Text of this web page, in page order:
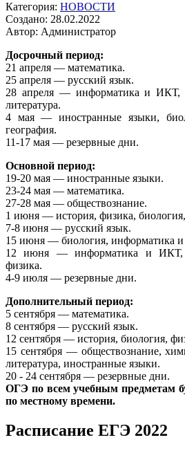
Категория: НОВОСТИ
Создано: 28.02.2022
Автор: Администратор
Досрочный период:
21 апреля — математика.
25 апреля — русский язык.
28 апреля — информатика и ИКТ,
литература.
4 мая — иностранные языки,
география.
11-17 мая — резервные дни.
Основной период:
19-20 мая — иностранные языки.
23-24 мая — математика.
27-28 мая — обществознание.
1 июня — история, физика,
7-8 июня — русский язык.
15 июня — биология, информатика
12 июня — информатика и ИКТ,
физика.
4-9 июля — резервные дни.
Дополнительный период:
5 сентября — математика.
8 сентября — русский язык.
12 сентября — история, биология,
15 сентября — обществознание,
литература, иностранные языки.
20 - 24 сентября — резервные дни.
ОГЭ по всем учебным предметам
по местному времени.
Расписание ЕГЭ 2022